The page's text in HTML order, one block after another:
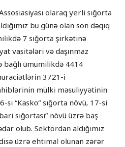
olaraq yerli sığorta
bu günə olan son dəqiq
7 sığorta şirkətinə
vasitələri və daşınmaz
ümumilikdə 4414
3721-i
mülki məsuliyyətinin
sı “Kasko” sığorta növü, 17-si
sığortası” növü üzrə baş
olub. Sektordan aldığımız
üzrə ehtimal olunan zərər